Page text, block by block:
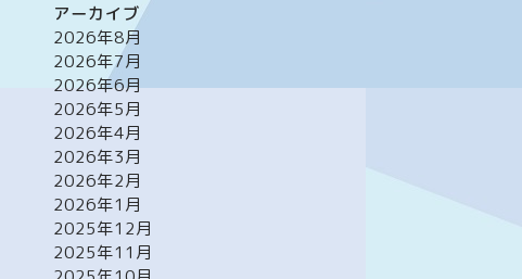
アーカイブ
2026年8月
2026年7月
2026年6月
2026年5月
2026年4月
2026年3月
2026年2月
2026年1月
2025年12月
2025年11月